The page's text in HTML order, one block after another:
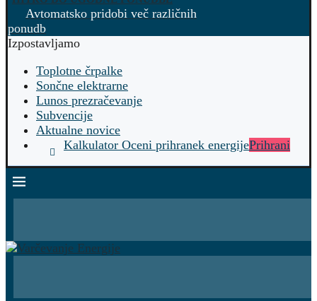
Avtomatsko pridobi več različnih
ponudb
Izpostavljamo
Toplotne črpalke
Sončne elektrarne
Lunos prezračevanje
Subvencije
Aktualne novice
Kalkulator Oceni prihranek energijePrihrani